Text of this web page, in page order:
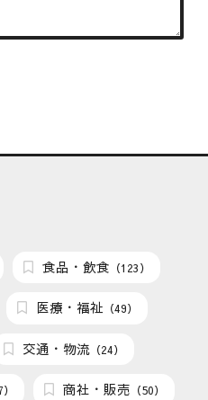
食品・飲食 （123）
医療・福祉 （49）
交通・物流 （24）
商社・販売 （50）